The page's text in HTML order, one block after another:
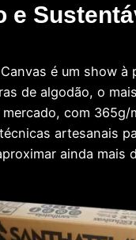
e
é um show à
de algodão, o
com 365g/
artesanais
ainda mais